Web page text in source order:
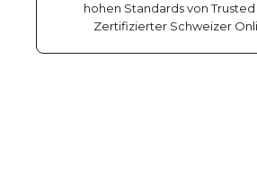
hohen Standards von
Zertifizierter Schweizer